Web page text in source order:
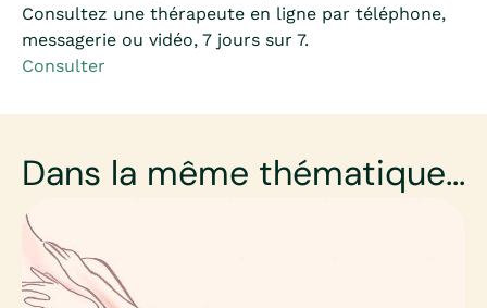
Consultez une thérapeute en ligne par téléphone,
messagerie ou vidéo, 7 jours sur 7.
Consulter
Dans la même thématique...